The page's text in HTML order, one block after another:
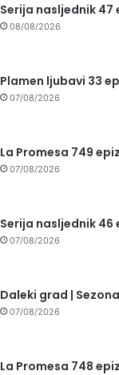
Serija nasljednik 47
08/08/2026
Plamen ljubavi 33
07/08/2026
La Promesa 749
07/08/2026
Serija nasljednik 46
07/08/2026
Daleki grad |
07/08/2026
La Promesa 748